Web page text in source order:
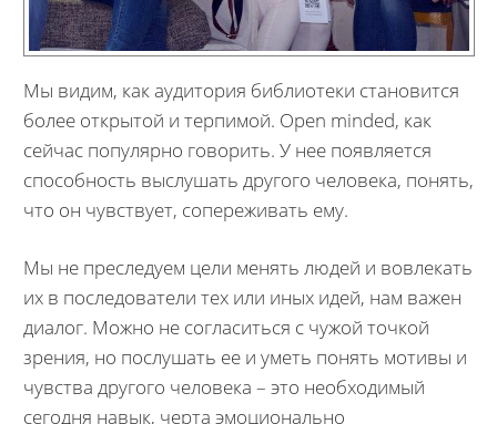
Мы видим, как аудитория библиотеки становится
более открытой и терпимой. Open minded, как
сейчас популярно говорить. У нее появляется
способность выслушать другого человека, понять,
что он чувствует, сопереживать ему.
Мы не преследуем цели менять людей и вовлекать
их в последователи тех или иных идей, нам важен
диалог. Можно не согласиться с чужой точкой
зрения, но послушать ее и уметь понять мотивы и
чувства другого человека – это необходимый
сегодня навык, черта эмоционально